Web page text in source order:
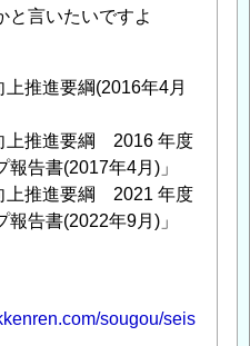
と言いたいですよ
推進要綱(2016年4月
上推進要綱 2016 年度
報告書(2017年4月)」
上推進要綱 2021 年度
報告書(2022年9月)」
sougou/seis